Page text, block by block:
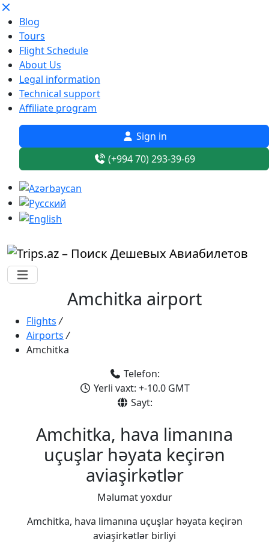
Blog
Tours
Flight Schedule
About Us
Legal information
Technical support
Affiliate program
Sign in
(+994 70) 293-39-69
Amchitka airport
Flights /
Airports /
Amchitka
Telefon:
Yerli vaxt: +-10.0 GMT
Sayt:
Amchitka, hava limanına
uçuşlar həyata keçirən
aviaşirkətlər
Məlumat yoxdur
Amchitka, hava limanına uçuşlar həyata keçirən
aviaşirkətlər birliyi